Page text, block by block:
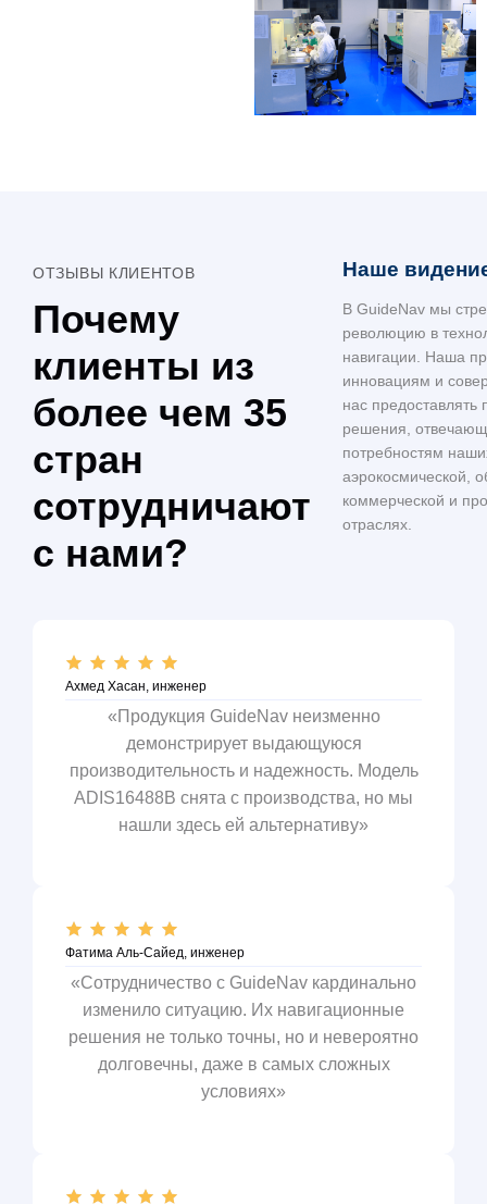
ОТЗЫВЫ КЛИЕНТОВ
Почему
клиенты из
более чем 35
стран
сотрудничают
с нами?
Наше
В GuideNav мы
революцию в
навигации. Наша
инновациям и
нас предоставлять
решения,
потребностям
аэрокосмической,
коммерческой и
отраслях.
Ахмед Хасан, инженер
«Продукция GuideNav неизменно
демонстрирует выдающуюся
производительность и надежность. Модель
ADIS16488B снята с производства, но мы
нашли здесь ей альтернативу»
Фатима Аль-Сайед, инженер
«Сотрудничество с GuideNav кардинально
изменило ситуацию. Их навигационные
решения не только точны, но и невероятно
долговечны, даже в самых сложных
условиях»